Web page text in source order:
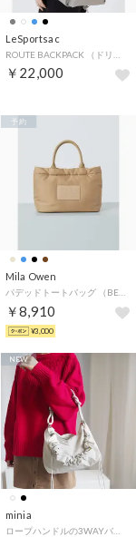
LeSportsac
￥22,000
Mila Owen
パデッドトートバッグ （BEG）
￥8,910
予約
¥3,000
minia
ロープハンドルの3WAYバッグ(287511) （ホワイト）
NEW